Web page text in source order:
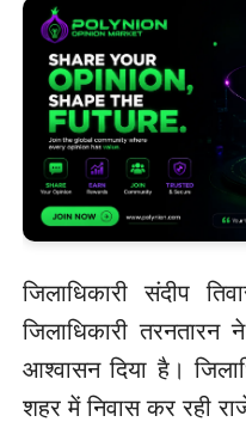
जिलाधिकारी संदीप
जिलाधिकारी
आश्वासन दिया है।
शहर में निवास कर रही